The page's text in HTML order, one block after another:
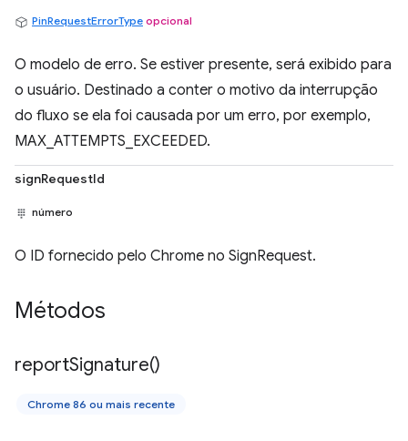
PinRequestErrorType opcional
O modelo de erro. Se estiver presente, será exibido para
o usuário. Destinado a conter o motivo da interrupção
do fluxo se ela foi causada por um erro, por exemplo,
MAX_ATTEMPTS_EXCEEDED.
signRequestId
número
O ID fornecido pelo Chrome no SignRequest.
Métodos
reportSignature()
Chrome 86 ou mais recente